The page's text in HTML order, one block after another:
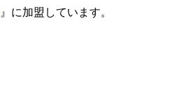
』に加盟しています。